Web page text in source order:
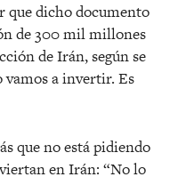
dicho documento
de 300 mil millones
de Irán, según se
a invertir. Es
que no está pidiendo
en Irán: “No lo